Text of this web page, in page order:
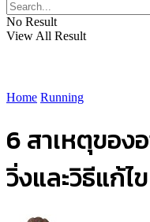
No Result
View All Result
Home Running
6 สาเหตุของ
วิ่งและวิธีแก้ไข